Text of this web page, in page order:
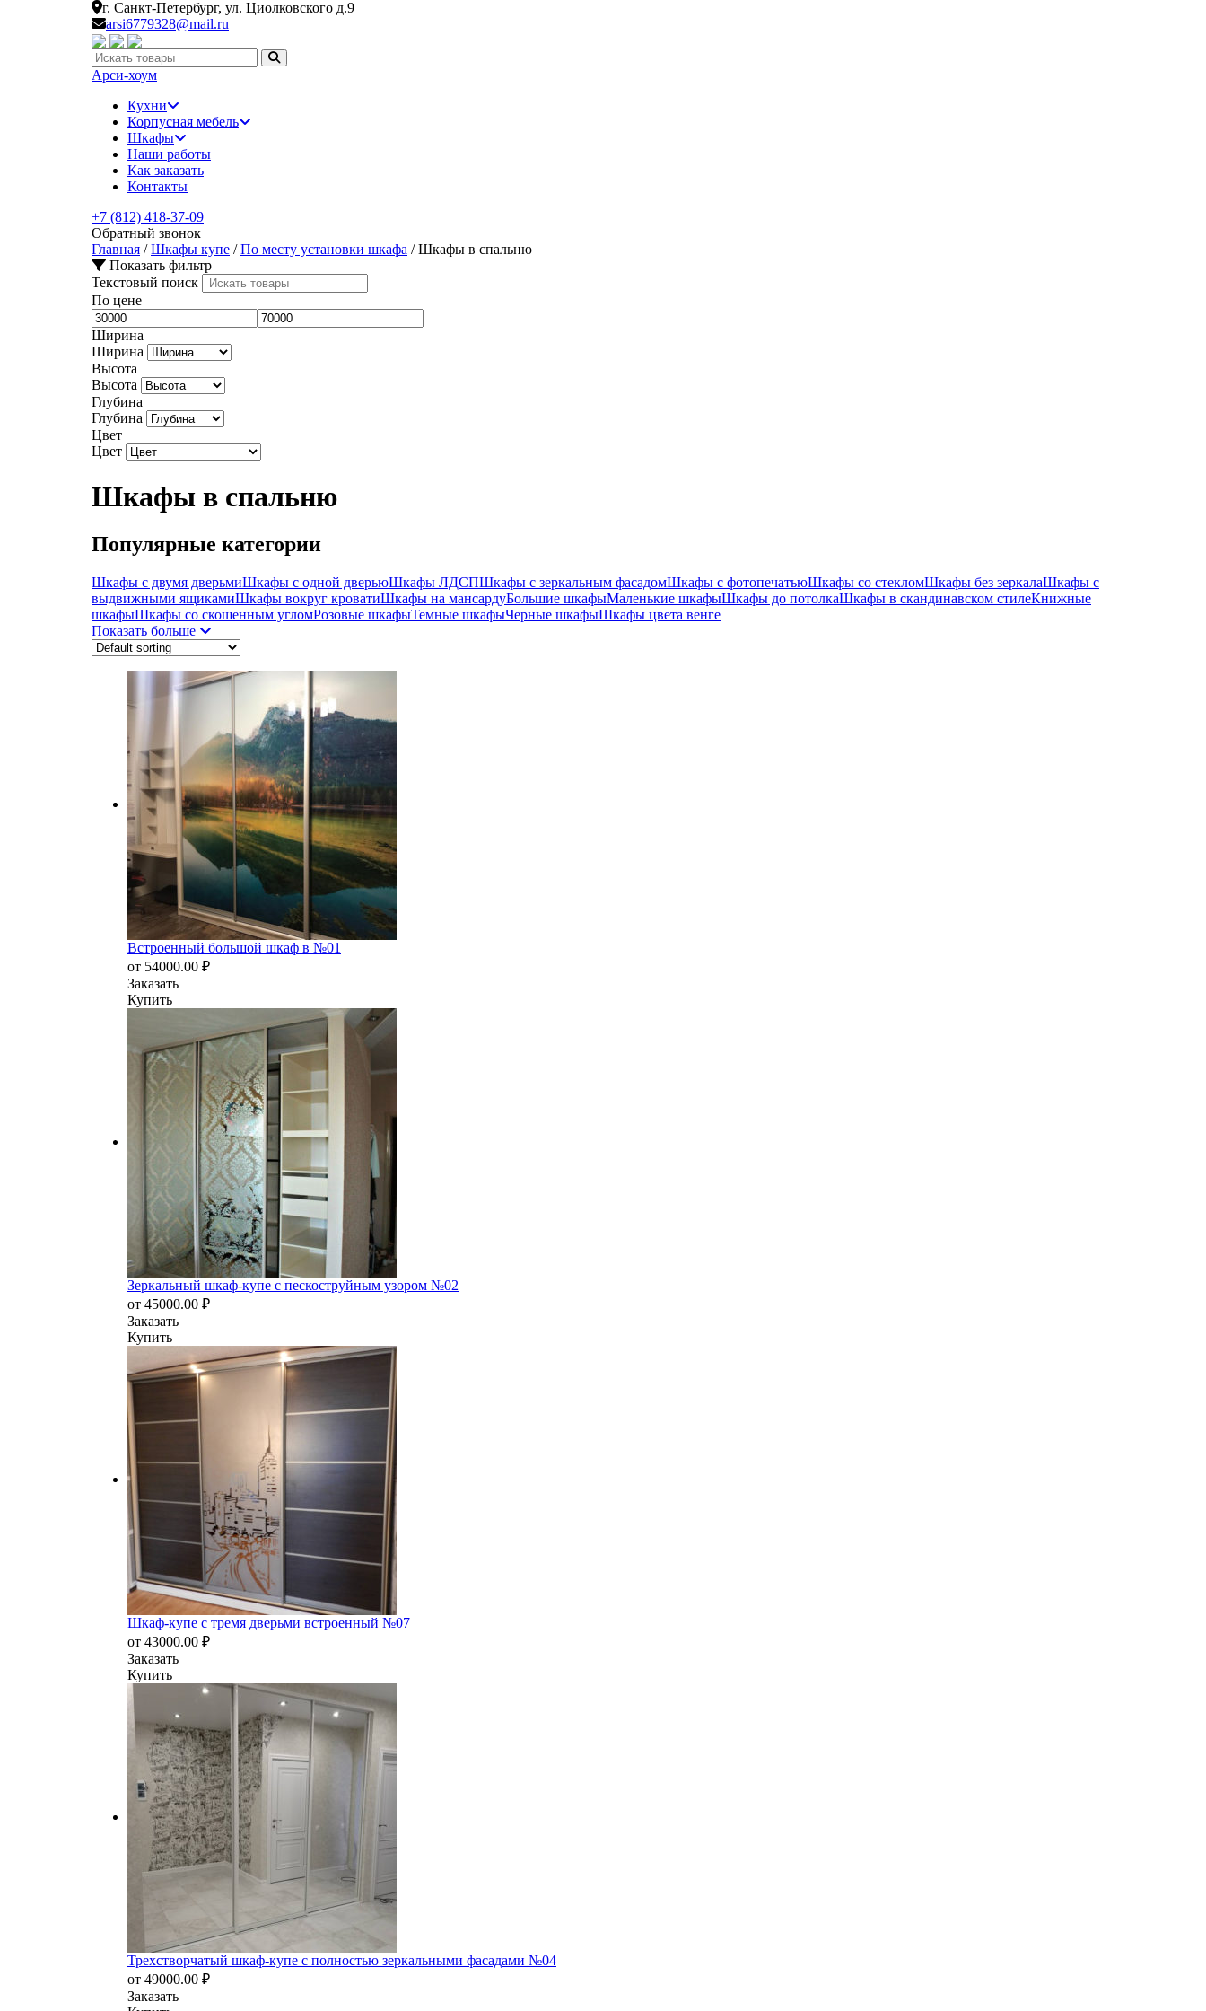
г. Санкт-Петербург, ул. Циолковского д.9
arsi6779328@mail.ru
Искать:
Арси-хоум
Кухни
Корпусная мебель
Шкафы
Наши работы
Как заказать
Контакты
+7 (812) 418-37-09
Обратный звонок
Главная /Шкафы купе /По месту установки шкафа /Шкафы в спальню
Показать фильтр
Текстовый поиск
По цене
Ширина
Ширина
Высота
Высота
Глубина
Глубина
Цвет
Цвет
Шкафы в спальню
Популярные категории
Шкафы с двумя дверьмиШкафы с одной дверьюШкафы ЛДСПШкафы с зеркальным фасадомШкафы с фотопечатьюШкафы со стекломШкафы без зеркалаШкафы с
выдвижными ящикамиШкафы вокруг кроватиШкафы на мансардуБольшие шкафыМаленькие шкафыШкафы до потолкаШкафы в скандинавском стилеКнижные
шкафыШкафы со скошенным угломРозовые шкафыТемные шкафыЧерные шкафыШкафы цвета венге
Показать больше
Встроенный большой шкаф в №01
от 54000.00 ₽
Заказать
Купить
Зеркальный шкаф-купе с пескоструйным узором №02
от 45000.00 ₽
Заказать
Купить
Шкаф-купе с тремя дверьми встроенный №07
от 43000.00 ₽
Заказать
Купить
Трехстворчатый шкаф-купе с полностью зеркальными фасадами №04
от 49000.00 ₽
Заказать